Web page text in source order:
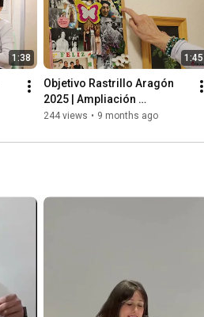
1:38 1:45
Objetivo Rastrillo Aragón
2025 | Ampliación
Residencia y Centro de Día
Carmen
244 views • 9 months ago